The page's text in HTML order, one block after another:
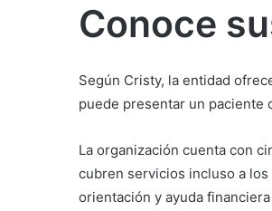
Conoce
Según Cristy, la entidad
puede presentar un paciente
La organización cuenta con
cubren servicios incluso a
orientación y ayuda